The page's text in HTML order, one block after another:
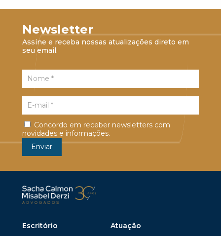
Newsletter
Assine e receba nossas atualizações direto em
seu email.
Concordo em receber newsletters com
novidades e informações.
Escritório
Atuação